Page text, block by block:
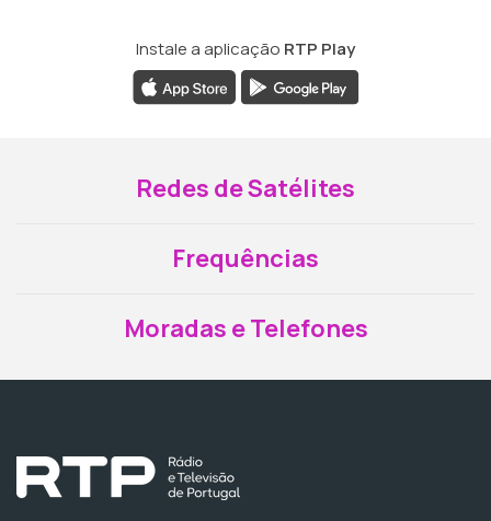
Instale a aplicação RTP Play
Redes de Satélites
Frequências
Moradas e Telefones